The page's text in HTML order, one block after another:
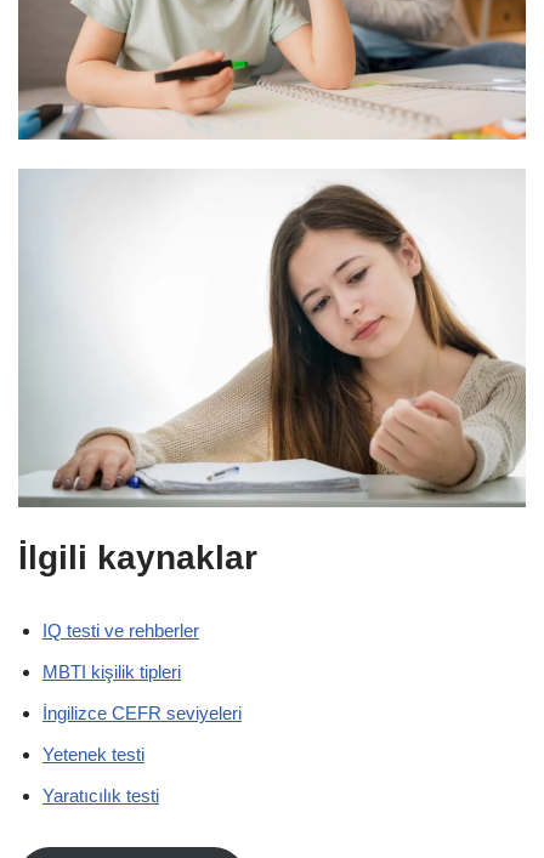
İlgili kaynaklar
IQ testi ve rehberler
MBTI kişilik tipleri
İngilizce CEFR seviyeleri
Yetenek testi
Yaratıcılık testi